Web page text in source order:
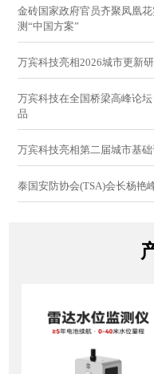
金砖国家政府官员齐聚凤凰
测“中国方案”
万宾科技亮相2026城市更新
万宾科技在全国桥梁高峰论
品
万宾科技亮相第二届城市基
泰国安防协会(TSA)会长杨艳